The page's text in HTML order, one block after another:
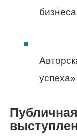
бизнеса
успеха»